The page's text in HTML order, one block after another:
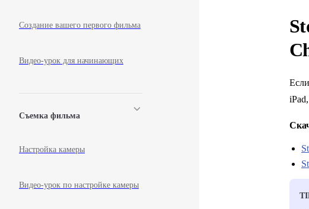
Создание вашего первого фильма
Видео-урок для начинающих
Съемка фильма
Настройка камеры
Видео-урок по настройке камеры